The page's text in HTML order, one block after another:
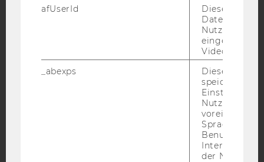
BARRIEREFREIHEITSERKLÄRUNG WEBSEITE
DATENSCHUTZERKLÄRUNG SOCIAL MEDIA
DATENSCHUTZERKLÄRUNG
STUDIENBEWERBER*INNEN UND STUDIERENDE
Barrierefreiheitserklärung
afUserId
Dieses
Daten von
Videos
_abexps
Dieses Cookie
speichert
Nutzer*in, zB.
Sprache,
der Nutzer*in